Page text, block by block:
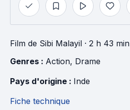
Film de Sibi Malayil · 2 h 43 min
Genres : Action, Drame
Pays d'origine : Inde
Fiche technique